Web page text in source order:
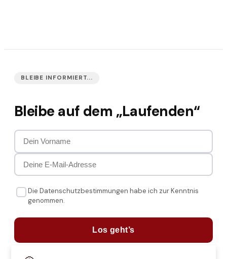
BLEIBE INFORMIERT...
Bleibe auf dem „Laufenden“
Die Datenschutzbestimmungen habe ich zur Kenntnis
genommen.
Los geht’s